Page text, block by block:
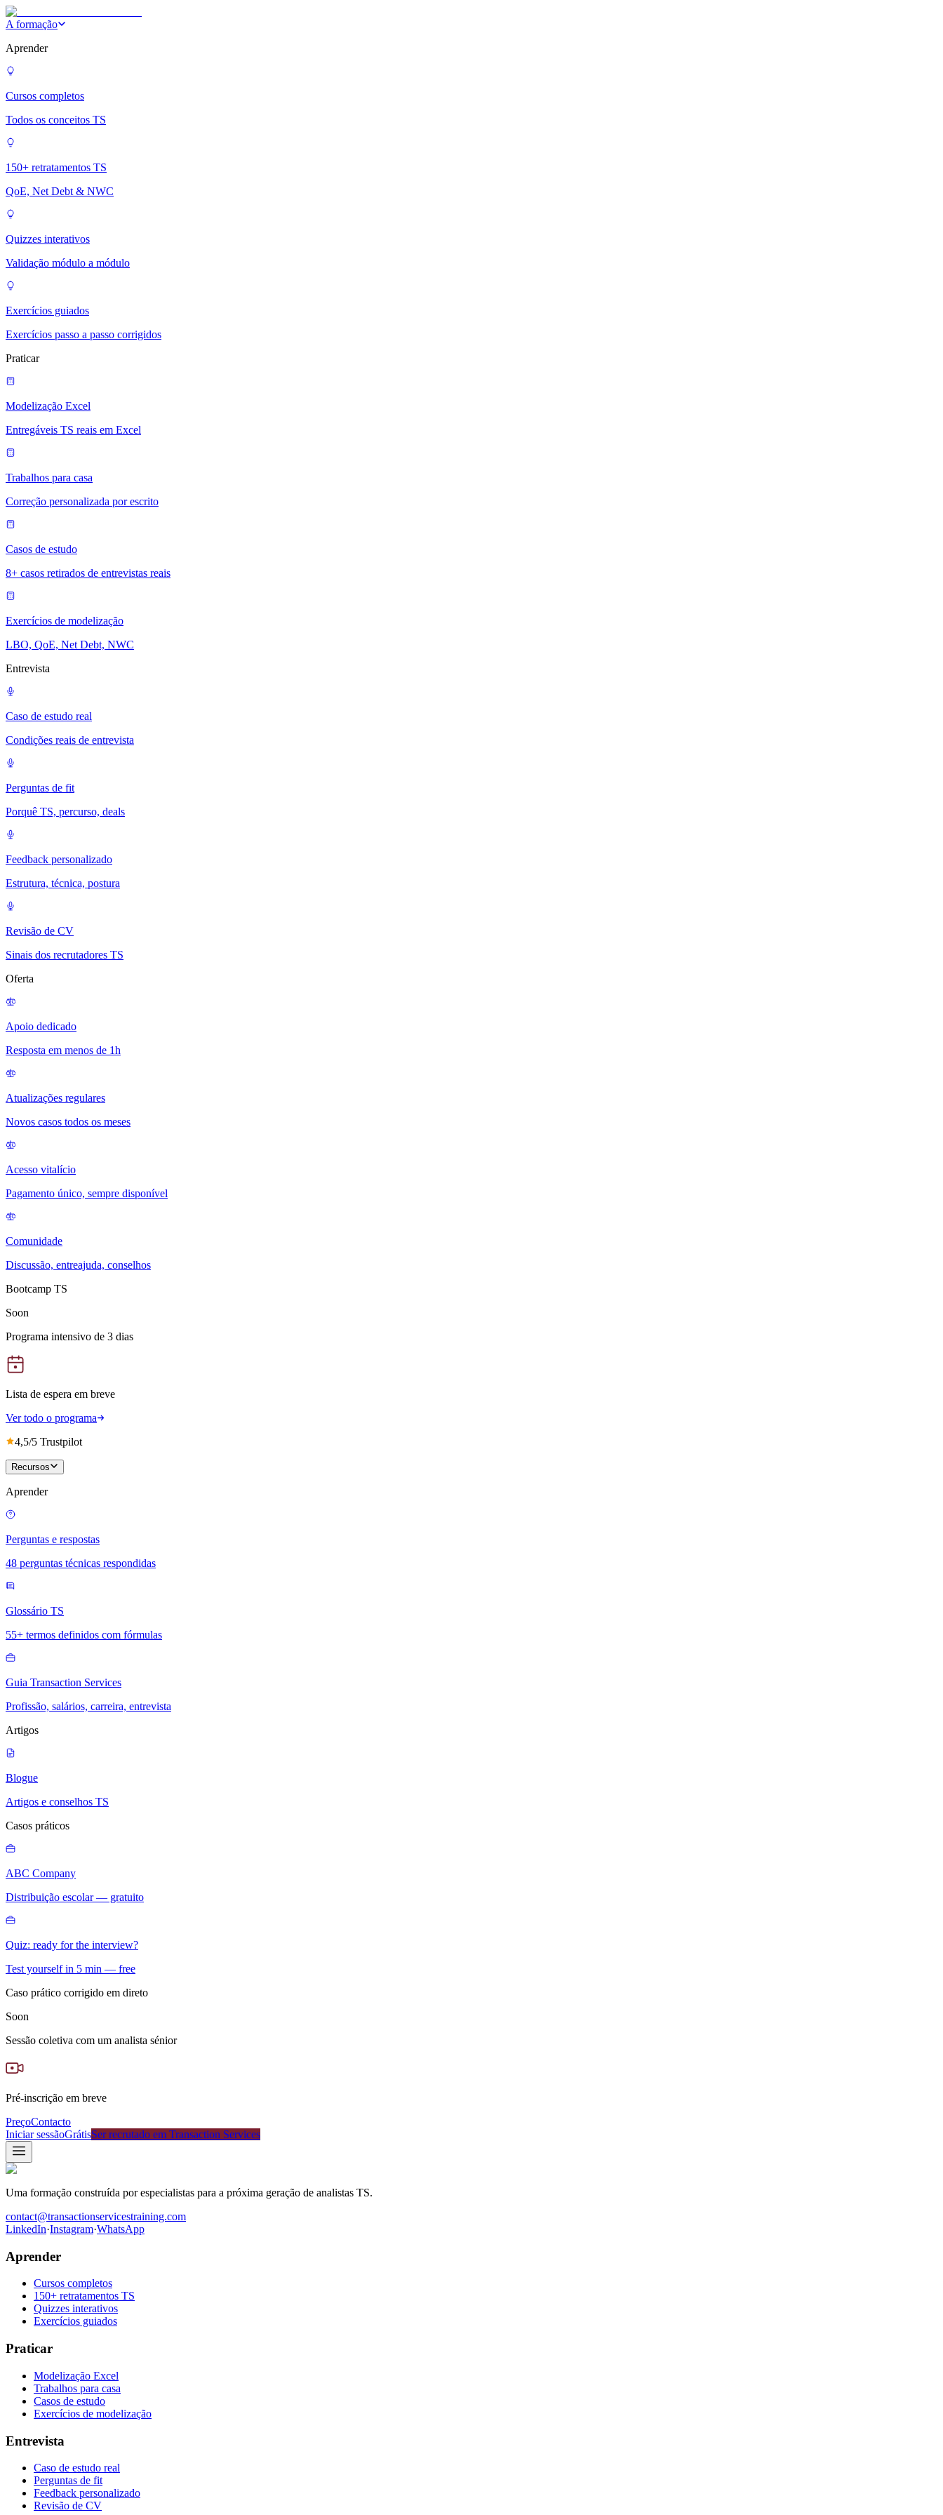
A formação
Aprender
Cursos completos
Todos os conceitos TS
150+ retratamentos TS
QoE, Net Debt & NWC
Quizzes interativos
Validação módulo a módulo
Exercícios guiados
Exercícios passo a passo corrigidos
Praticar
Modelização Excel
Entregáveis TS reais em Excel
Trabalhos para casa
Correção personalizada por escrito
Casos de estudo
8+ casos retirados de entrevistas reais
Exercícios de modelização
LBO, QoE, Net Debt, NWC
Entrevista
Caso de estudo real
Condições reais de entrevista
Perguntas de fit
Porquê TS, percurso, deals
Feedback personalizado
Estrutura, técnica, postura
Revisão de CV
Sinais dos recrutadores TS
Oferta
Apoio dedicado
Resposta em menos de 1h
Atualizações regulares
Novos casos todos os meses
Acesso vitalício
Pagamento único, sempre disponível
Comunidade
Discussão, entreajuda, conselhos
Bootcamp TS
Soon
Programa intensivo de 3 dias
Lista de espera em breve
Ver todo o programa
4,5/5 Trustpilot
Recursos
Aprender
Perguntas e respostas
48 perguntas técnicas respondidas
Glossário TS
55+ termos definidos com fórmulas
Guia Transaction Services
Profissão, salários, carreira, entrevista
Artigos
Blogue
Artigos e conselhos TS
Casos práticos
ABC Company
Distribuição escolar — gratuito
Quiz: ready for the interview?
Test yourself in 5 min — free
Caso prático corrigido em direto
Soon
Sessão coletiva com um analista sénior
Pré-inscrição em breve
PreçoContacto
Iniciar sessãoGrátisSer recrutado em Transaction Services
Uma formação construída por especialistas para a próxima geração de analistas TS.
contact@transactionservicestraining.com
LinkedIn·Instagram·WhatsApp
Aprender
Cursos completos
150+ retratamentos TS
Quizzes interativos
Exercícios guiados
Praticar
Modelização Excel
Trabalhos para casa
Casos de estudo
Exercícios de modelização
Entrevista
Caso de estudo real
Perguntas de fit
Feedback personalizado
Revisão de CV